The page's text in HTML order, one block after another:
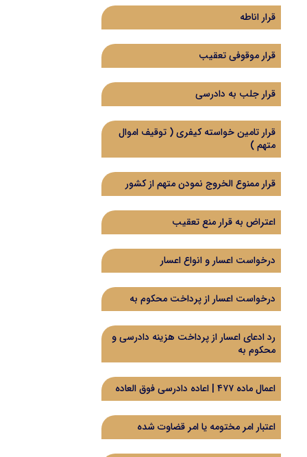
قرار اناطه
قرار موقوفی تعقیب
قرار جلب به دادرسی
قرار تامین خواسته کیفری ( توقیف اموال
متهم )
قرار ممنوع الخروج نمودن متهم از کشور
اعتراض به قرار منع تعقیب
درخواست اعسار و انواع اعسار
درخواست اعسار از پرداخت محکوم به
رد ادعای اعسار از پرداخت هزینه دادرسی و
محکوم به
اعمال ماده ۴۷۷ | اعاده دادرسی فوق العاده
اعتبار امر مختومه یا امر قضاوت شده